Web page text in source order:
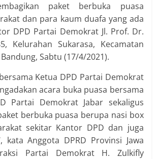
paket berbuka puasa
dan para kaum duafa yang ada
DPD Partai Demokrat Jl. Prof. Dr.
Kelurahan Sukarasa, Kecamatan
Sabtu (17/4/2021).
Ketua DPD Partai Demokrat
acara buka puasa bersama
Partai Demokrat Jabar sekaligus
berbuka puasa berupa nasi box
sekitar Kantor DPD dan juga
kata Anggota DPRD Provinsi Jawa
Partai Demokrat H. Zulkifly